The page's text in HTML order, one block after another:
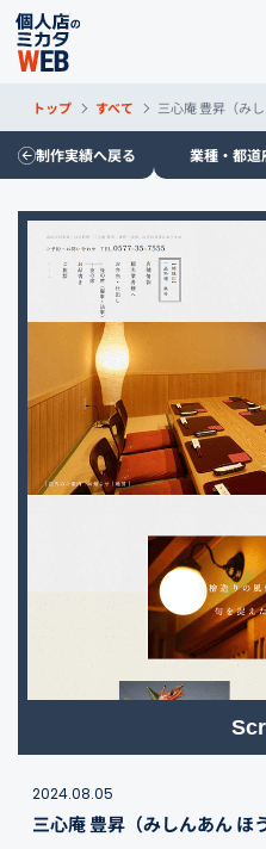
トップ すべて 三心庵 豊昇（み
制作実績へ戻る 業種・都道
2024.08.05
三心庵 豊昇（みしんあん ほ